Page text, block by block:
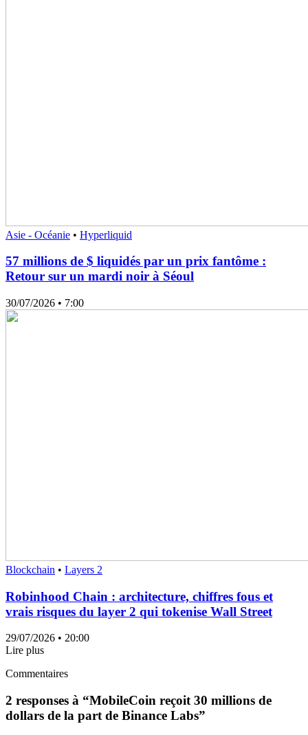
Asie - Océanie • Hyperliquid
57 millions de $ liquidés par un prix fantôme :
Retour sur un mardi noir à Séoul
30/07/2026 • 7:00
Blockchain • Layers 2
Robinhood Chain : architecture, chiffres fous et
vrais risques du layer 2 qui tokenise Wall Street
29/07/2026 • 20:00
Lire plus
Commentaires
2 responses à “MobileCoin reçoit 30 millions de
dollars de la part de Binance Labs”